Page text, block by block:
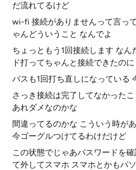
だ流れてるけど
wi-fi 接続がありませんって言っ
ゃんどういうこと なんでよ
ちょっともう1回接続します なん
ド打ってちゃんと接続できたのに
パスも1回打ち直しになっている
さっき接続は完了してなかった
あれダメなのかな
間違ってるのかな こういう時が
今ゴーグルつけてるわけだけど
この状態でじゃあパスワードを
て外してスマホ スマホとかもパ